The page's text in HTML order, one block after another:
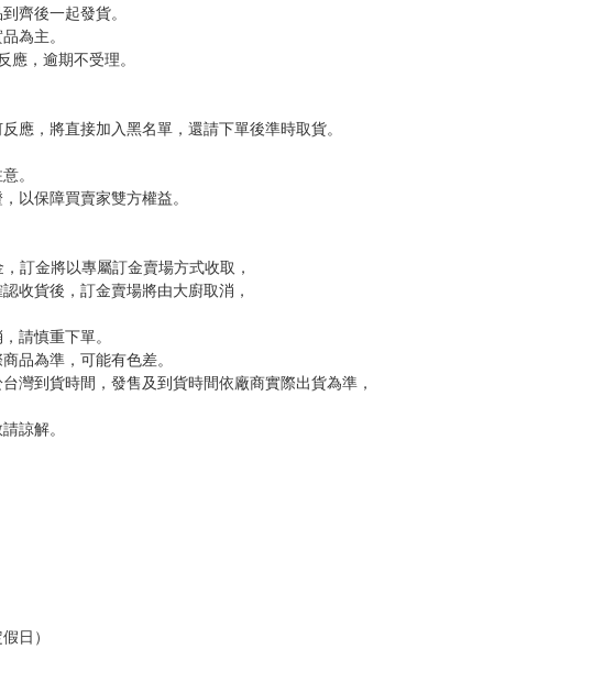
齊後一起發貨。
為主。
，逾期不受理。
應，將直接加入黑名單，還請下單後準時取貨。
。
以保障買賣家雙方權益。
訂金將以專屬訂金賣場方式收取，
收貨後，訂金賣場將由大廚取消，
請慎重下單。
品為準，可能有色差。
灣到貨時間，發售及到貨時間依廠商實際出貨為準，
諒解。
日）